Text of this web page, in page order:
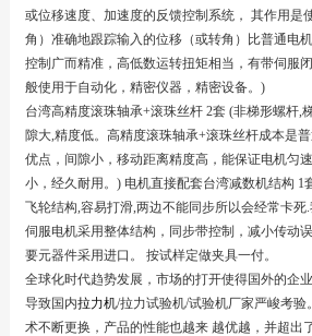
或位移速度、加速度的反馈控制系统， 其作用是
角）准确地跟踪输入的位移（或转角）比普通电
控制广而精准，高低数运转扭矩相当，有带伺服
般使用于自动化，精密仪器，精密设备。)
台湾高精度滚珠轴承+滚珠丝杆 2套 (非梯形螺杆,
隙大,精度低。高精度滚珠轴承+滚珠丝杆成本是
优点，间隙小，移动距离精度高，能保证电机匀
小，经久耐用。) 电机直接配套台湾减数机结构 1
飞轮结构,容易打滑,两边不能同步所以会经常卡
伺服电机采用整体结构，同步带控制，减小传动
要元器件采用进口。 按试样定做夹具一付。
全球化时代趋势发展，市场的打开使得国外的企
导致国内拉力机/拉力试验机/试验机厂家严峻考
术不断更换，产品的性能也越来 越优越，并超出